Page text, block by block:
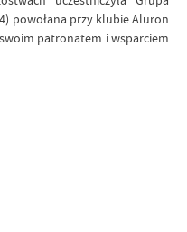
powołana przy klubie Aluron
patronatem i wsparciem